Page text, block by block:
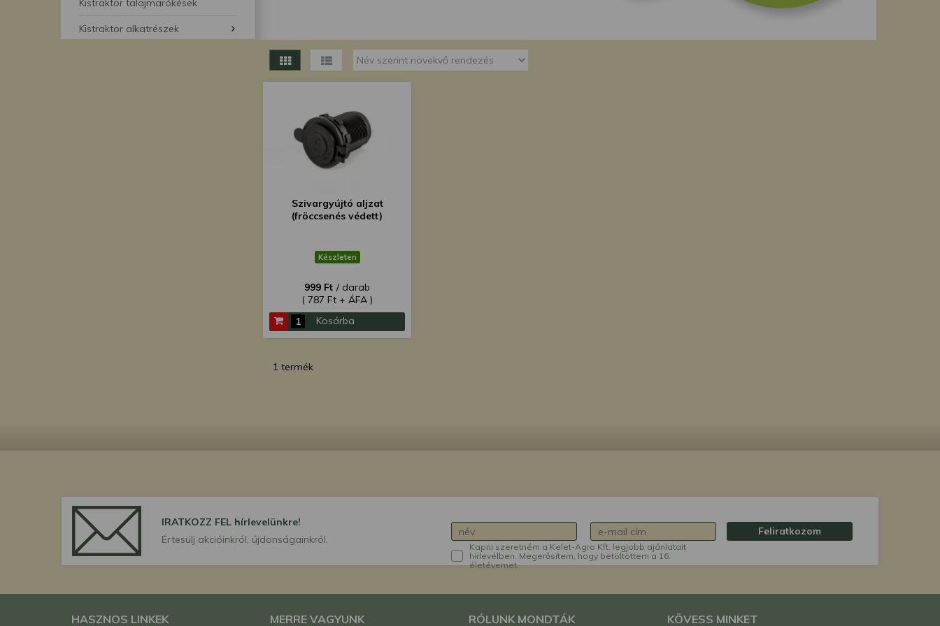
Kistraktor talajmarókések
Kistraktor alkatrészek
Szivargyújtó aljzat
(fröccsenés védett)
Készleten
999 Ft / darab
( 787 Ft + ÁFA )
Kosárba
1 termék
IRATKOZZ FEL hírlevelünkre!
Értesülj akcióinkról, újdonságainkról.
Kapni szeretném a Kelet-Agro Kft. legjobb ajánlatait
hírlevélben. Megerősítem, hogy betöltöttem a 16.
életévemet.
Feliratkozom
HASZNOS LINKEK MERRE VAGYUNK RÓLUNK MONDTÁK KÖVESS MINKET